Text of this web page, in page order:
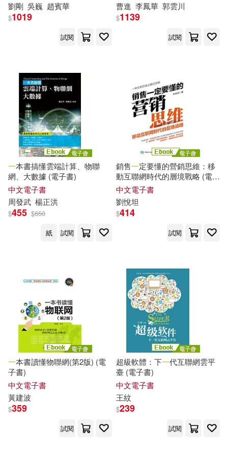
劉剛 吳巍 趙賓華
$1019
試閱
曹進 李鳳華 郭雲川
$1139
試閱
一本書搞懂雲端計算、物聯
網、大數據 (電子書)
中文電子書
周發武 楊正洪
$455 $650
紙
試閱
銷售一定要懂的營銷思維：移
動互聯網時代的層境戰略 (電子
書)
中文電子書
劉悅坦
$414
試閱
一本書讀懂物聯網(第2版) (電
子書)
中文電子書
黃建波
$359
試閱
超級軟體：下一代互聯網雲平
臺 (電子書)
中文電子書
王紋
$239
試閱